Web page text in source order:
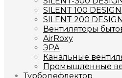
SILENT 100 DESIGN
SILENT 200 DESIGN
Вентиляторы
AirRoxy
ЭРА
Канальные
Промышленные
Турбодефлектор